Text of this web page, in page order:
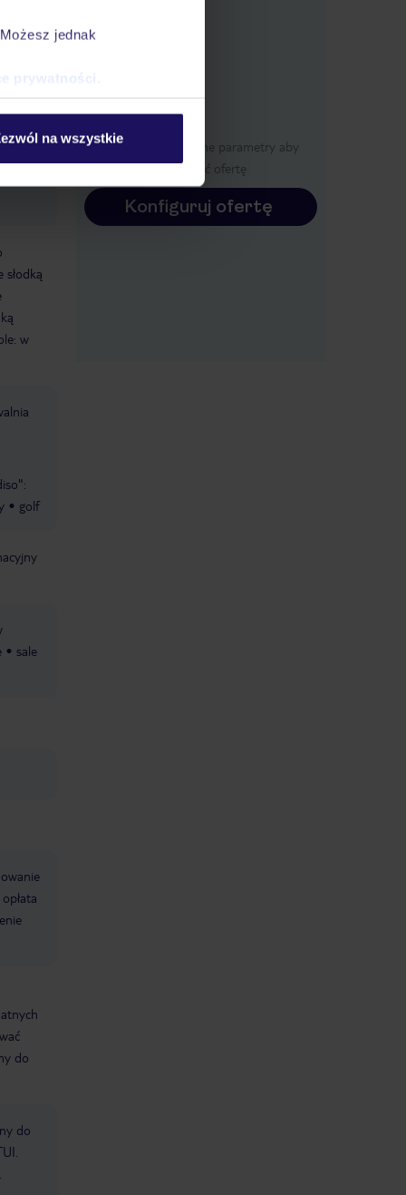
jednak
prywatności
na wszystkie
w
golf
sale
opłata
do
do
Określ poszczególne parametry aby
wyświetlić ofertę
Konfiguruj ofertę